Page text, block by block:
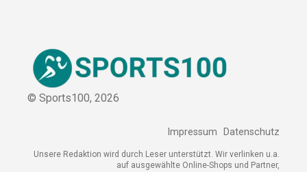
© Sports100, 2026
Impressum Datenschutz
Unsere Redaktion wird durch Leser unterstützt. Wir verlinken u.a.
auf ausgewählte Online-Shops und Partner,